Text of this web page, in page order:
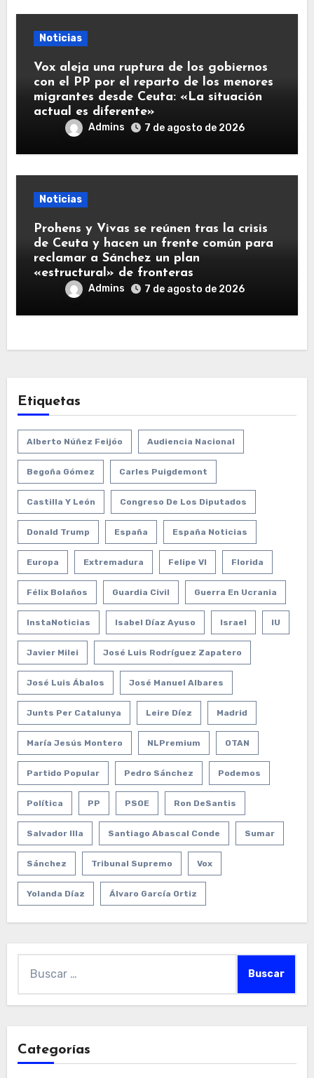
Noticias
Vox aleja una ruptura de los gobiernos
con el PP por el reparto de los menores
migrantes desde Ceuta: «La situación
actual es diferente»
Admins 7 de agosto de 2026
Noticias
Prohens y Vivas se reúnen tras la crisis
de Ceuta y hacen un frente común para
reclamar a Sánchez un plan
«estructural» de fronteras
Admins 7 de agosto de 2026
Etiquetas
Alberto Núñez Feijóo Audiencia Nacional
Begoña Gómez Carles Puigdemont
Castilla Y León Congreso De Los Diputados
Donald Trump España España Noticias
Europa Extremadura Felipe VI Florida
Félix Bolaños Guardia Civil Guerra En Ucrania
InstaNoticias Isabel Díaz Ayuso Israel IU
Javier Milei José Luis Rodríguez Zapatero
José Luis Ábalos José Manuel Albares
Junts Per Catalunya Leire Díez Madrid
María Jesús Montero NLPremium OTAN
Partido Popular Pedro Sánchez Podemos
Política PP PSOE Ron DeSantis
Salvador Illa Santiago Abascal Conde Sumar
Sánchez Tribunal Supremo Vox
Yolanda Díaz Álvaro García Ortiz
Categorías